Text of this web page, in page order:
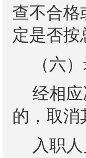
查不合格
定是否按
（六
经相
的，取消
入职